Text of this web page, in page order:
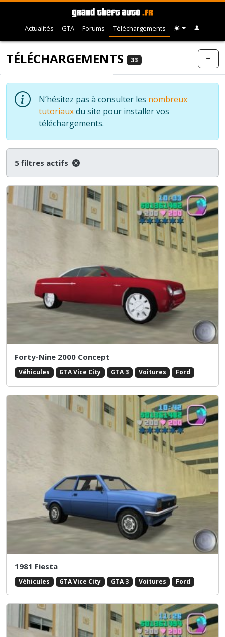
Actualités GTA Forums Téléchargements
TÉLÉCHARGEMENTS 33
N’hésitez pas à consulter les nombreux
tutoriauxdu site pour installer vos
téléchargements.
5 filtres actifs
Forty-Nine 2000 Concept
Véhicules GTA Vice City GTA 3 Voitures Ford
1981 Fiesta
Véhicules GTA Vice City GTA 3 Voitures Ford